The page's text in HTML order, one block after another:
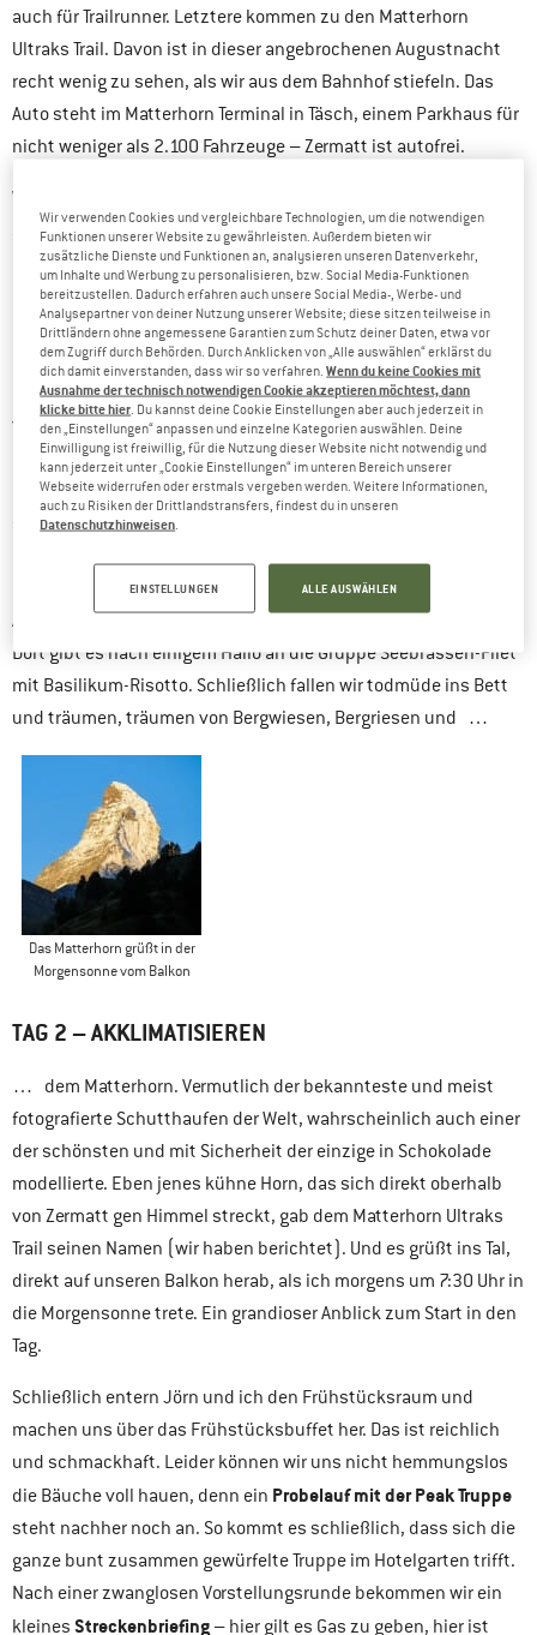
auch für Trailrunner. Letztere kommen zu den Matterhorn
Ultraks Trail. Davon ist in dieser angebrochenen Augustnacht
recht wenig zu sehen, als wir aus dem Bahnhof stiefeln. Das
Auto steht im Matterhorn Terminal in Täsch, einem Parkhaus für
nicht weniger als 2.100 Fahrzeuge – Zermatt ist autofrei.
Wir haben sechseinhalb Stunden Autofahrt in den Knochen,
Stau um Zürich, freie Strecken auf die Alpengipfel zu, 15
Minuten Autozug durch den Lötschberg und schließlich noch
Gekurve hinter einem nicht allzu schnellen Holländer her. Die
letzten Meter zum Hotel Monte Rosa geht es dann mit der
Elektromobilität – kleine, strombetriebene Fahrzeuge, die die
Gäste in Zermatt hin und her kutschieren, die meisten gefahren
von Concierges der diversen Hotels. Die freundliche Dame an
der Rezeption teilt uns dann beim Einchecken gleich mit, dass
dieTruppe von Peak Performance, auf deren Einladung wir hier
sind, gerade eben zum Essen aufgebrochen ist. Super, das Loch
Masterbathroom en suite, begehbarer Kleiderschrank, Lounge-
Area, bequeme Betten und Föhn, alles da. OK, ab zum Essen.
Dort gibt es nach einigem Hallo an die Gruppe Seebrassen-Filet
mit Basilikum-Risotto. Schließlich fallen wir todmüde ins Bett
und träumen, träumen von Bergwiesen, Bergriesen und …
Das Matterhorn grüßt in der
Morgensonne vom Balkon
TAG 2 – AKKLIMATISIEREN
… dem Matterhorn. Vermutlich der bekannteste und meist
fotografierte Schutthaufen der Welt, wahrscheinlich auch einer
der schönsten und mit Sicherheit der einzige in Schokolade
modellierte. Eben jenes kühne Horn, das sich direkt oberhalb
von Zermatt gen Himmel streckt, gab dem Matterhorn Ultraks
Trail seinen Namen (wir haben berichtet). Und es grüßt ins Tal,
direkt auf unseren Balkon herab, als ich morgens um 7:30 Uhr in
die Morgensonne trete. Ein grandioser Anblick zum Start in den
Tag.
Schließlich entern Jörn und ich den Frühstücksraum und
machen uns über das Frühstücksbuffet her. Das ist reichlich
und schmackhaft. Leider können wir uns nicht hemmungslos
die Bäuche voll hauen, denn ein Probelauf mit der Peak Truppe
steht nachher noch an. So kommt es schließlich, dass sich die
ganze bunt zusammen gewürfelte Truppe im Hotelgarten trifft.
Nach einer zwanglosen Vorstellungsrunde bekommen wir ein
kleines Streckenbriefing – hier gilt es Gas zu geben, hier ist
Wir verwenden Cookies und vergleichbare Technologien, um die notwendigen
Funktionen unserer Website zu gewährleisten. Außerdem bieten wir
zusätzliche Dienste und Funktionen an, analysieren unseren Datenverkehr,
um Inhalte und Werbung zu personalisieren, bzw. Social Media-Funktionen
bereitzustellen. Dadurch erfahren auch unsere Social Media-, Werbe- und
Analysepartner von deiner Nutzung unserer Website; diese sitzen teilweise in
Drittländern ohne angemessene Garantien zum Schutz deiner Daten, etwa vor
dem Zugriff durch Behörden. Durch Anklicken von „Alle auswählen“ erklärst du
dich damit einverstanden, dass wir so verfahren.Wenn du keine Cookies mit
Ausnahme der technisch notwendigen Cookie akzeptieren möchtest, dann
klicke bitte hier. Du kannst deine Cookie Einstellungen aber auch jederzeit in
den „Einstellungen“ anpassen und einzelne Kategorien auswählen. Deine
Einwilligung ist freiwillig, für die Nutzung dieser Website nicht notwendig und
kann jederzeit unter „Cookie Einstellungen“ im unteren Bereich unserer
Webseite widerrufen oder erstmals vergeben werden. Weitere Informationen,
auch zu Risiken der Drittlandstransfers, findest du in unseren
Datenschutzhinweisen.
EINSTELLUNGEN ALLE AUSWÄHLEN